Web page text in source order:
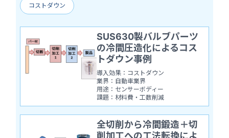
コストダウン
SUS630製バルブパーツ
の冷間圧造化によるコス
トダウン事例
導入効果：コストダウン
業界：自動車業界
用途：センサーボディー
課題：材料費・工数削減
全切削から冷間鍛造＋切
削加工への工法転換によ